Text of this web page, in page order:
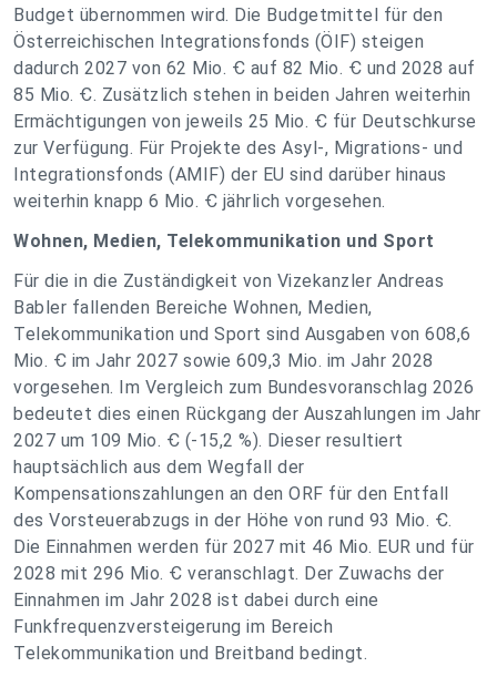
Budget übernommen wird. Die Budgetmittel für den
Österreichischen Integrationsfonds (ÖIF) steigen
dadurch 2027 von 62 Mio. Ꞓ auf 82 Mio. Ꞓ und 2028 auf
85 Mio. Ꞓ. Zusätzlich stehen in beiden Jahren weiterhin
Ermächtigungen von jeweils 25 Mio. Ꞓ für Deutschkurse
zur Verfügung. Für Projekte des Asyl-, Migrations- und
Integrationsfonds (AMIF) der EU sind darüber hinaus
weiterhin knapp 6 Mio. Ꞓ jährlich vorgesehen.
Wohnen, Medien, Telekommunikation und Sport
Für die in die Zuständigkeit von Vizekanzler Andreas
Babler fallenden Bereiche Wohnen, Medien,
Telekommunikation und Sport sind Ausgaben von 608,6
Mio. Ꞓ im Jahr 2027 sowie 609,3 Mio. im Jahr 2028
vorgesehen. Im Vergleich zum Bundesvoranschlag 2026
bedeutet dies einen Rückgang der Auszahlungen im Jahr
2027 um 109 Mio. Ꞓ (-15,2 %). Dieser resultiert
hauptsächlich aus dem Wegfall der
Kompensationszahlungen an den ORF für den Entfall
des Vorsteuerabzugs in der Höhe von rund 93 Mio. Ꞓ.
Die Einnahmen werden für 2027 mit 46 Mio. EUR und für
2028 mit 296 Mio. Ꞓ veranschlagt. Der Zuwachs der
Einnahmen im Jahr 2028 ist dabei durch eine
Funkfrequenzversteigerung im Bereich
Telekommunikation und Breitband bedingt.